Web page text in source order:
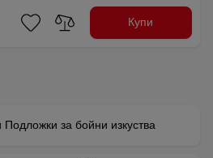
Купи
за бойни изкуства